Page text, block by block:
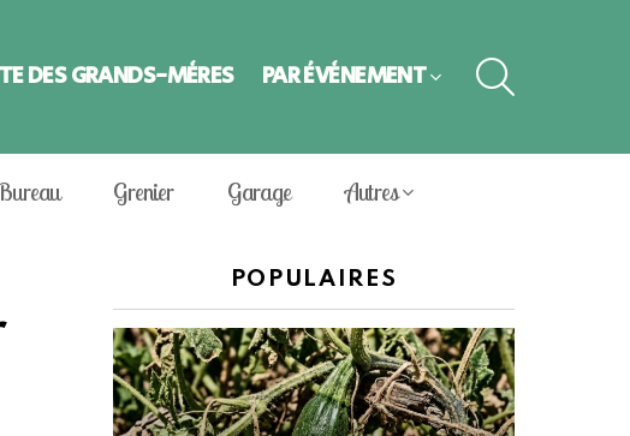
DES GRANDS-MÈRES PAR ÉVÈNEMENT
Grenier Garage Autres
POPULAIRES